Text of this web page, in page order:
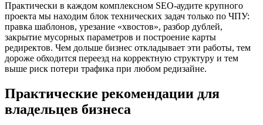
Практически в каждом комплексном SEO-аудите крупного
проекта мы находим блок технических задач только по ЧПУ:
правка шаблонов, урезание «хвостов», разбор дублей,
закрытие мусорных параметров и построение карты
редиректов. Чем дольше бизнес откладывает эти работы, тем
дороже обходится переезд на корректную структуру и тем
выше риск потери трафика при любом редизайне.
Практические рекомендации для
владельцев бизнеса